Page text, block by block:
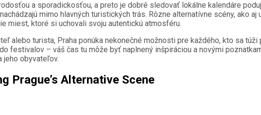
a sporadickosťou, a preto je dobré sledovať lokálne kalendáre
mimo hlavných turistických trás. Rôzne alternatívne scény, ako
miest, ktoré si uchovali svoju autentickú atmosféru.
alebo turista, Praha ponúka nekonečné možnosti pre každého, kto sa túži
festivalov – váš čas tu môže byť naplnený inšpiráciou a novými
jeho obyvateľov.
Prague’s Alternative Scene